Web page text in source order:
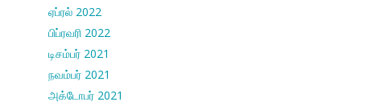
ஏப்ரல் 2022
பிப்ரவரி 2022
டிசம்பர் 2021
நவம்பர் 2021
அக்டோபர் 2021